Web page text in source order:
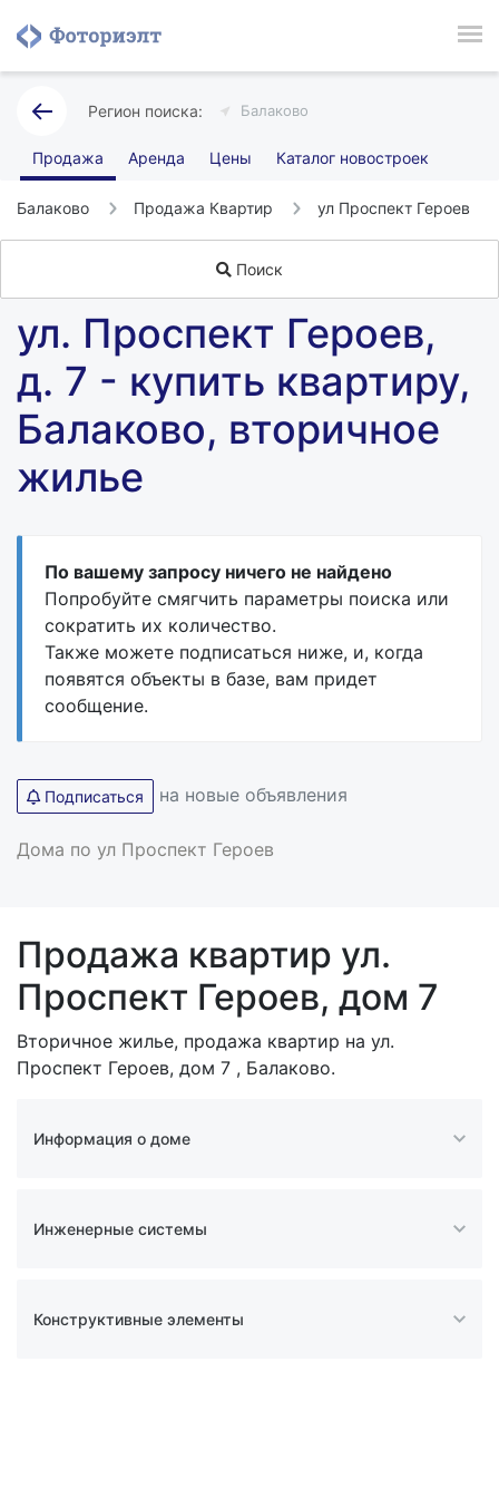
Балаково
Продажа Аренда Цены Каталог новостроек
Балаково Продажа Квартир ул Проспект Героев
Поиск
ул. Проспект Героев,
д. 7 - купить квартиру,
Балаково, вторичное
жилье
По вашему запросу ничего не найдено
Попробуйте смягчить параметры поиска или
сократить их количество.
Также можете подписаться ниже, и, когда
появятся объекты в базе, вам придет
сообщение.
Подписаться на новые объявления
Дома по ул Проспект Героев
Продажа квартир ул.
Проспект Героев, дом 7
Вторичное жилье, продажа квартир на ул.
Проспект Героев, дом 7 , Балаково.
Информация о доме
Инженерные системы
Конструктивные элементы